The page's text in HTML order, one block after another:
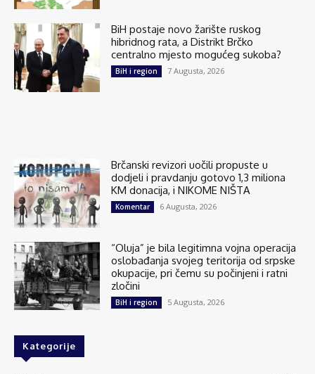
BiH postaje novo žarište ruskog
hibridnog rata, a Distrikt Brčko
centralno mjesto mogućeg sukoba?
BiH i region 7 Augusta, 2026
Brčanski revizori uočili propuste u
dodjeli i pravdanju gotovo 1,3 miliona
KM donacija, i NIKOME NIŠTA
Komentar 6 Augusta, 2026
“Oluja” je bila legitimna vojna operacija
oslobađanja svojeg teritorija od srpske
okupacije, pri čemu su počinjeni i ratni
zločini
BiH i region 5 Augusta, 2026
Kategorije